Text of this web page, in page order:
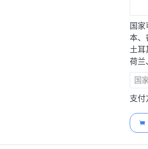
国
本、
土耳
荷兰
支付
